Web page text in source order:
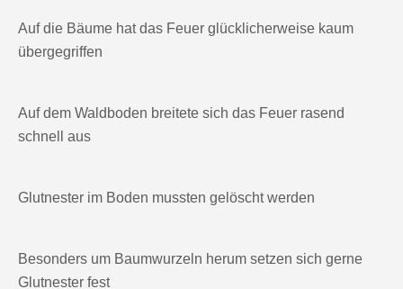
Auf die Bäume hat das Feuer glücklicherweise kaum
übergegriffen
Auf dem Waldboden breitete sich das Feuer rasend
schnell aus
Glutnester im Boden mussten gelöscht werden
Besonders um Baumwurzeln herum setzen sich gerne
Glutnester fest